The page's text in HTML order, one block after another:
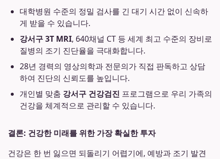
대학병원 수준의 정밀 검사를 긴 대기 시간 없이 신속하
게 받을 수 있습니다.
강서구 3T MRI, 640채널 CT 등 세계 최고 수준의 장비로
질병의 조기 진단율을 극대화합니다.
28년 경력의 영상의학과 전문의가 직접 판독하고 상담
하여 진단의 신뢰도를 높입니다.
개인별 맞춤 강서구 건강검진 프로그램으로 우리 가족의
건강을 체계적으로 관리할 수 있습니다.
결론: 건강한 미래를 위한 가장 확실한 투자
건강은 한 번 잃으면 되돌리기 어렵기에, 예방과 조기 발견